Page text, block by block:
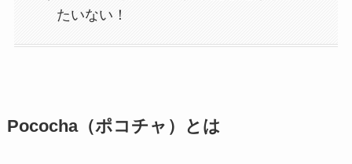
たいない！
Pococha（ポコチャ）とは